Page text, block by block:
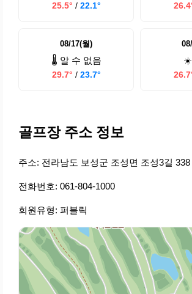
25.5° / 22.1°
08/17(월)
🌡️ 알 수 없음
29.7° / 23.7°
☀️
골프장 주소 정보
주소: 전라남도 보성군 조성면 조성3길 338
전화번호: 061-804-1000
회원유형: 퍼블릭